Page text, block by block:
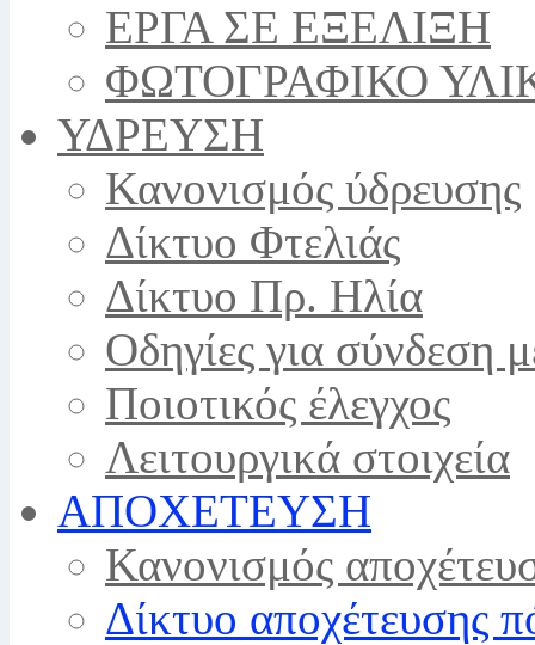
ΕΡΓΑ ΣΕ ΕΞΕΛΙΞΗ
ΦΩΤΟΓΡΑΦΙΚΟ
ΥΔΡΕΥΣΗ
Κανονισμός ύδρευσης
Δίκτυο Φτελιάς
Δίκτυο Πρ. Ηλία
Οδηγίες για σύνδεση
Ποιοτικός έλεγχος
Λειτουργικά στοιχεία
ΑΠΟΧΕΤΕΥΣΗ
Κανονισμός
Δίκτυο αποχέτευσης